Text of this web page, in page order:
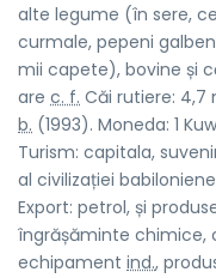
alte legume (în sere,
curmale, pepeni
mii capete), bovine și
are c. f. Căi rutiere: 4,7
b. (1993). Moneda: 1
Turism: capitala,
al civilizației
Export: petrol, și
îngrășăminte chimice,
echipament ind.,